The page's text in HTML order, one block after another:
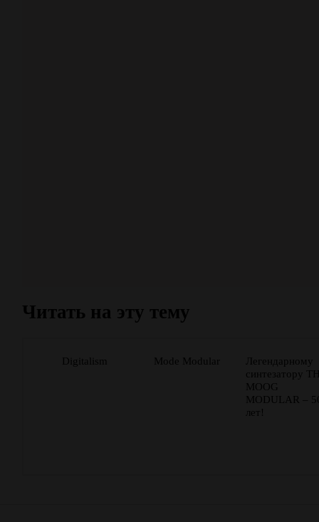
Читать на эту тему
Digitalism Mode Modular
Легендарному
синтезатору
MOOG
MODULAR –
лет!